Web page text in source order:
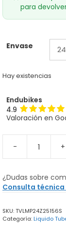
para
Envase
Hay existencias
Endubikes
4.9
Valoración en
- +
¿Dudas sobre
Consulta
SKU:TVLMP24Z25156S
Categoría:Liquido